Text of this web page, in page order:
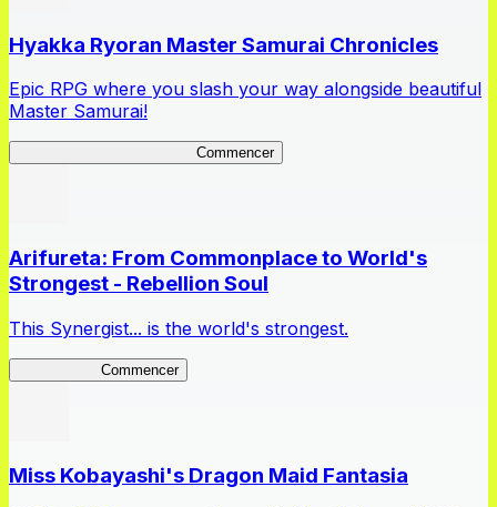
Hyakka Ryoran Master Samurai Chronicles
Epic RPG where you slash your way alongside beautiful
Master Samurai!
Commencer
Arifureta: From Commonplace to World's
Strongest - Rebellion Soul
This Synergist... is the world's strongest.
Commencer
Miss Kobayashi's Dragon Maid Fantasia